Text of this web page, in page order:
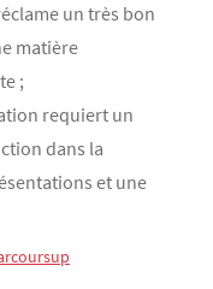
un très bon
matière
;
requiert un
dans la
et une